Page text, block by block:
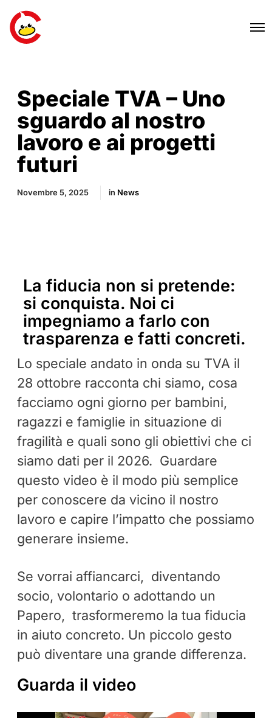
Speciale TVA – Uno
sguardo al nostro
lavoro e ai progetti
futuri
Novembre 5, 2025 in News
La fiducia non si pretende:
si conquista. Noi ci
impegniamo a farlo con
trasparenza e fatti concreti.
Lo speciale andato in onda su TVA il
28 ottobre racconta chi siamo, cosa
facciamo ogni giorno per bambini,
ragazzi e famiglie in situazione di
fragilità e quali sono gli obiettivi che ci
siamo dati per il 2026. Guardare
questo video è il modo più semplice
per conoscere da vicino il nostro
lavoro e capire l’impatto che possiamo
generare insieme.
Se vorrai affiancarci, diventando
socio, volontario o adottando un
Papero, trasformeremo la tua fiducia
in aiuto concreto. Un piccolo gesto
può diventare una grande differenza.
Guarda il video